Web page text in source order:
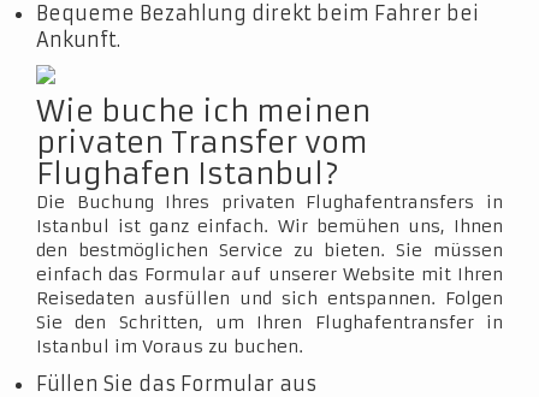
Bequeme Bezahlung direkt beim Fahrer bei
Ankunft.
Wie buche ich meinen
privaten Transfer vom
Flughafen Istanbul?
Die Buchung Ihres privaten Flughafentransfers in
Istanbul ist ganz einfach. Wir bemühen uns, Ihnen
den bestmöglichen Service zu bieten. Sie müssen
einfach das Formular auf unserer Website mit Ihren
Reisedaten ausfüllen und sich entspannen. Folgen
Sie den Schritten, um Ihren Flughafentransfer in
Istanbul im Voraus zu buchen.
Füllen Sie das Formular aus